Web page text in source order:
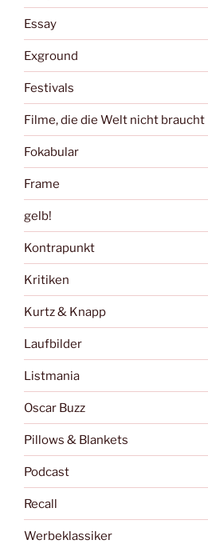
Essay
Exground
Festivals
Filme, die die Welt nicht braucht
Fokabular
Frame
gelb!
Kontrapunkt
Kritiken
Kurtz & Knapp
Laufbilder
Listmania
Oscar Buzz
Pillows & Blankets
Podcast
Recall
Werbeklassiker